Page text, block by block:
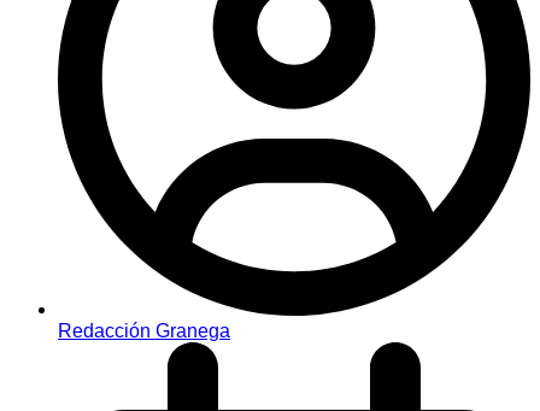
Redacción Granega